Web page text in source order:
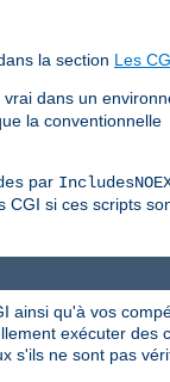
la section Les
dans un
la conventionnelle
par
CGI si ces scripts
ainsi qu'à vos
exécuter des
s'ils ne sont pas